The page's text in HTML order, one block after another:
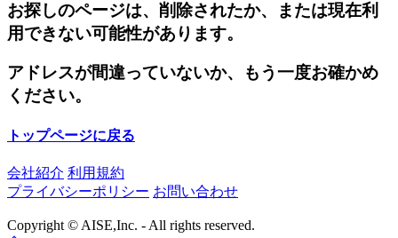
お探しのページは、削除されたか、または現在利
用できない可能性があります。
アドレスが間違っていないか、もう一度お確かめ
ください。
トップページに戻る
会社紹介 利用規約
プライバシーポリシー お問い合わせ
Copyright © AISE,Inc. - All rights reserved.